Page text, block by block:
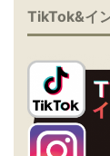
TikTok&イ